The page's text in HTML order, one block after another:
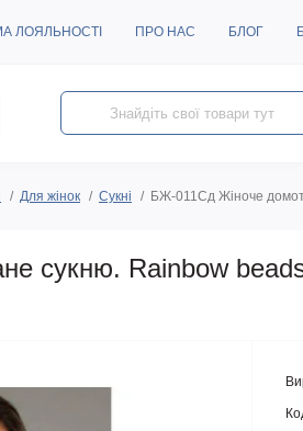
ЛОЯЛЬНОСТІ ПРО НАС БЛОГ
Для жінок Сукні БЖ-011Сд Жіноче
сукню. Rainbow